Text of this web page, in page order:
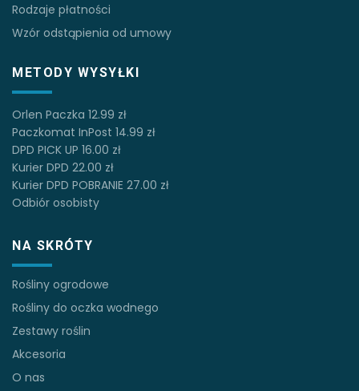
Rodzaje płatności
Wzór odstąpienia od umowy
METODY WYSYŁKI
Orlen Paczka 12.99 zł
Paczkomat InPost 14.99 zł
DPD PICK UP 16.00 zł
Kurier DPD 22.00 zł
Kurier DPD POBRANIE 27.00 zł
Odbiór osobisty
NA SKRÓTY
Rośliny ogrodowe
Rośliny do oczka wodnego
Zestawy roślin
Akcesoria
O nas